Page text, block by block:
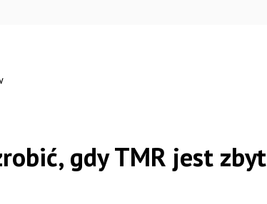
gdy TMR jest